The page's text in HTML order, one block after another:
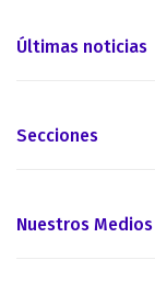
Últimas noticias
Secciones
Nuestros Medios